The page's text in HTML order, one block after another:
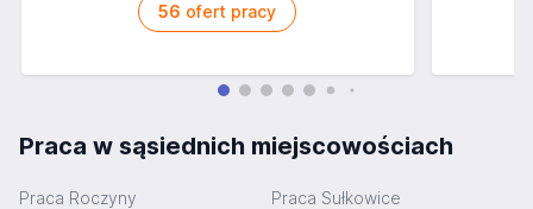
56 ofert pracy
Praca w sąsiednich miejscowościach
Praca Roczyny Praca Sułkowice